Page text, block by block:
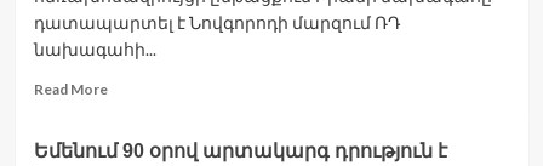
Ալիևի
բոլոր
պայմանավորվածությունները.
Գալուզին
դատապարտել է Նովգորոդի մարզում ՌԴ
նախագահի...
Read MoreRead
Պուտինն
Եմենում 90 օրով արտակարգ դրություն է